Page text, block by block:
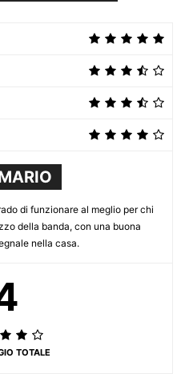
di funzionare al meglio per chi
della banda, con una buona
nella casa.
TOTALE